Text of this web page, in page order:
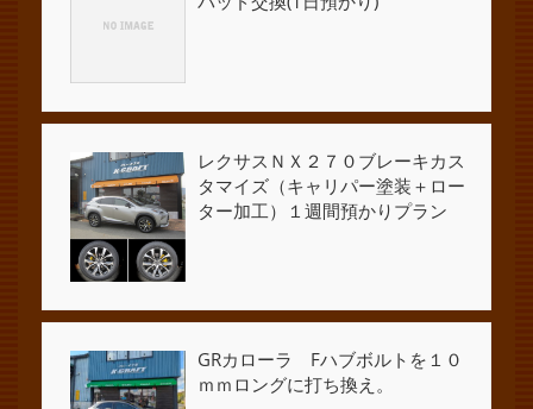
レクサスＮＸ２７０ブレーキカス
タマイズ（キャリパー塗装＋ロー
ター加工）１週間預かりプラン
GRカローラ Fハブボルトを１０
ｍｍロングに打ち換え。